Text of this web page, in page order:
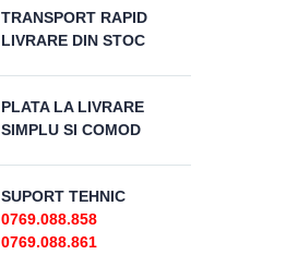
TRANSPORT RAPID
LIVRARE DIN STOC
PLATA LA LIVRARE
SIMPLU SI COMOD
SUPORT TEHNIC
0769.088.858
0769.088.861